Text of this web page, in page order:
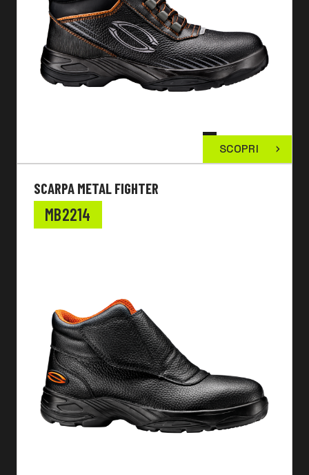
SCOPRI
SCARPA METAL FIGHTER
MB2214